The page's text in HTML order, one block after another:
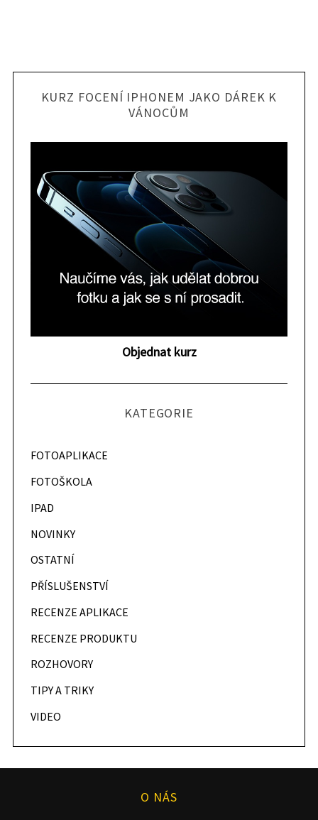
KURZ FOCENÍ IPHONEM JAKO DÁREK K
VÁNOCŮM
Objednat kurz
KATEGORIE
FOTOAPLIKACE
FOTOŠKOLA
IPAD
NOVINKY
OSTATNÍ
PŘÍSLUŠENSTVÍ
RECENZE APLIKACE
RECENZE PRODUKTU
ROZHOVORY
TIPY A TRIKY
VIDEO
O NÁS